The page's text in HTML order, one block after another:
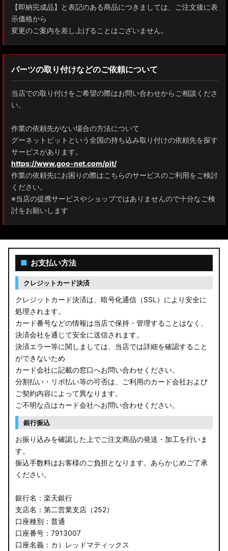
AYH30/GGH30/35/AGH30/35 ヴェルファイア
AYH30/GGH30/35/AGH30/35 アルファード
ACR50 エスティマ
ZWR90W/ZWR95W/MZRA90W/MZRA95W ノア/ヴォクシー
ZRR80 ノア/ヴォクシー
NHP17/NSP17NCP17 シエンタ
M900A/M910A ルーミー
A200A/A210A ライズ
E52 エルグランド
T32 エクストレイル
C28 セレナ
B21A デイズルークス
E13 ノート
E12 ノート
B44A/B45A B47A/B48A ルークス ハイウェイスター
JF3/4 N-BOX カスタム
JH3/4 N-WGN
JH1/2 N-WGN
RT5/6 RW1/2 CR-V
RU3/4 ヴェゼル
JW5 S660
【即納完成品】と表記のある商品につきましては、ご注文後に表
示価格から
変更のご案内を差し上げることはございません。
パーツの取り付けなどのご依頼について
当店での取り付けをご希望の際はお問い合わせからご相談くださ
い。
作業の依頼先がない場合の方法について
グーネットピットという全国の持ち込み取り付けの依頼先を探す
サービスがあります。
https://www.goo-net.com/pit/
作業の依頼先にお困りの際はこちらのサービスのご利用をご検討
ください。
※当店の提携サービスやショップではありませんので十分なご検
討をお願いします
■ お支払い方法
クレジットカード決済
クレジットカード決済は、暗号化通信（SSL）により安全に
処理されます。
カード番号などの情報は当店で保持・管理することはなく、
決済会社を通じて安全に送信されます。
決済エラー等に関しましては、当店では詳細を確認すること
ができないため
カード会社に記載の窓口へお問い合わせください。
分割払い・リボ払い等の可否は、ご利用のカード会社および
ご契約内容によって異なります。
ご不明な点はカード会社へお問い合わせください。
銀行振込
お振り込みを確認した上でご注文商品の発送・加工を行いま
す。
振込手数料はお客様のご負担となります。あらかじめご了承
ください。
銀行名：楽天銀行
支店名：第二営業支店（252）
口座種別：普通
口座番号：7913007
口座名義：カ）レッドマティックス